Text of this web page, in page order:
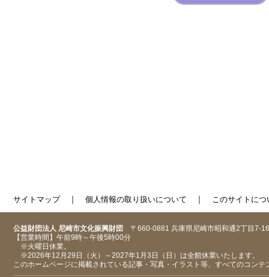
サイトマップ｜ 個人情報の取り扱いについて ｜ このサイトにつ
公益財団法人 尼崎市文化振興財団 〒660-0881 兵庫県尼崎市昭和通2丁目7-16
【営業時間】午前9時～午後5時00分
※火曜日休業。
※2026年12月29日（火）～2027年1月3日（日）は全館休業いたします。
このホームページに掲載されている記事・写真・イラスト等、すべてのコン